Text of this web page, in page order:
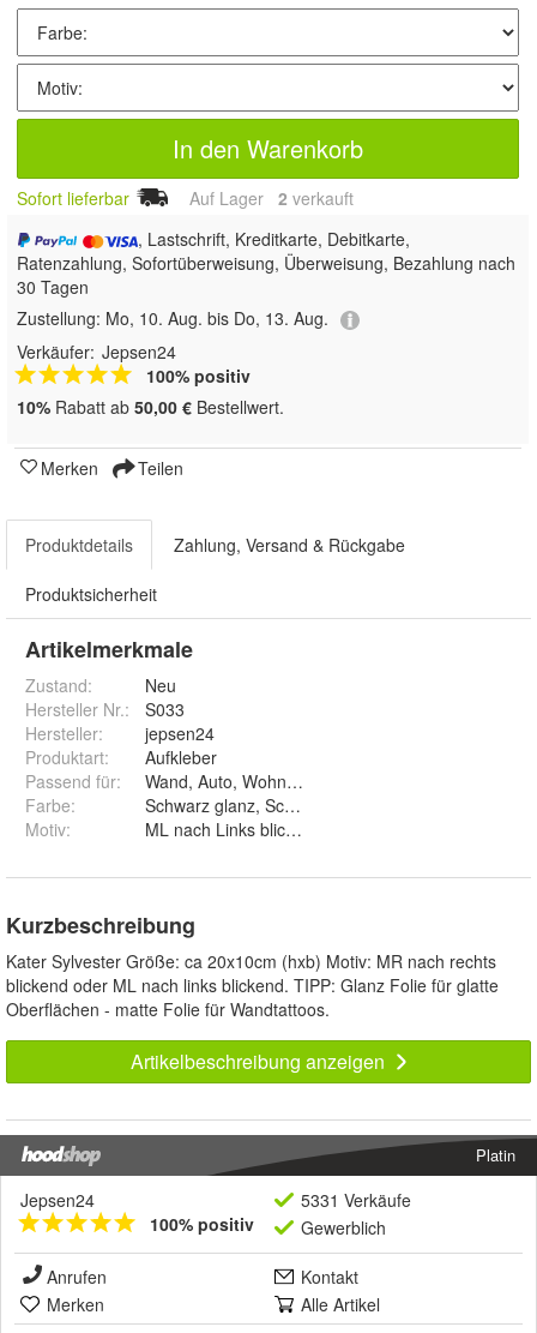
In den Warenkorb
Sofort lieferbar Auf Lager 2 verkauft
, Lastschrift, Kreditkarte, Debitkarte,
Ratenzahlung, Sofortüberweisung, Überweisung, Bezahlung nach
30 Tagen
Zustellung: Mo, 10. Aug. bis Do, 13. Aug.
Verkäufer: Jepsen24
100% positiv
10% Rabatt ab 50,00 € Bestellwert.
Merken Teilen
Produktdetails Zahlung, Versand & Rückgabe
Produktsicherheit
Artikelmerkmale
Zustand:
Neu
Hersteller Nr.:
S033
Hersteller:
jepsen24
Produktart:
Aufkleber
Passend für:
Wand, Auto, Wohnwagen, Fenster
Farbe:
Schwarz glanz, Schwarz matt, Weiß glanz, Weiß
Motiv:
Kurzbeschreibung
Kater Sylvester Größe: ca 20x10cm (hxb) Motiv: MR nach rechts
blickend oder ML nach links blickend. TIPP: Glanz Folie für glatte
Oberflächen - matte Folie für Wandtattoos.
Artikelbeschreibung anzeigen
Platin
Jepsen24
100% positiv
5331 Verkäufe
Gewerblich
Anrufen
Kontakt
Merken
Alle Artikel